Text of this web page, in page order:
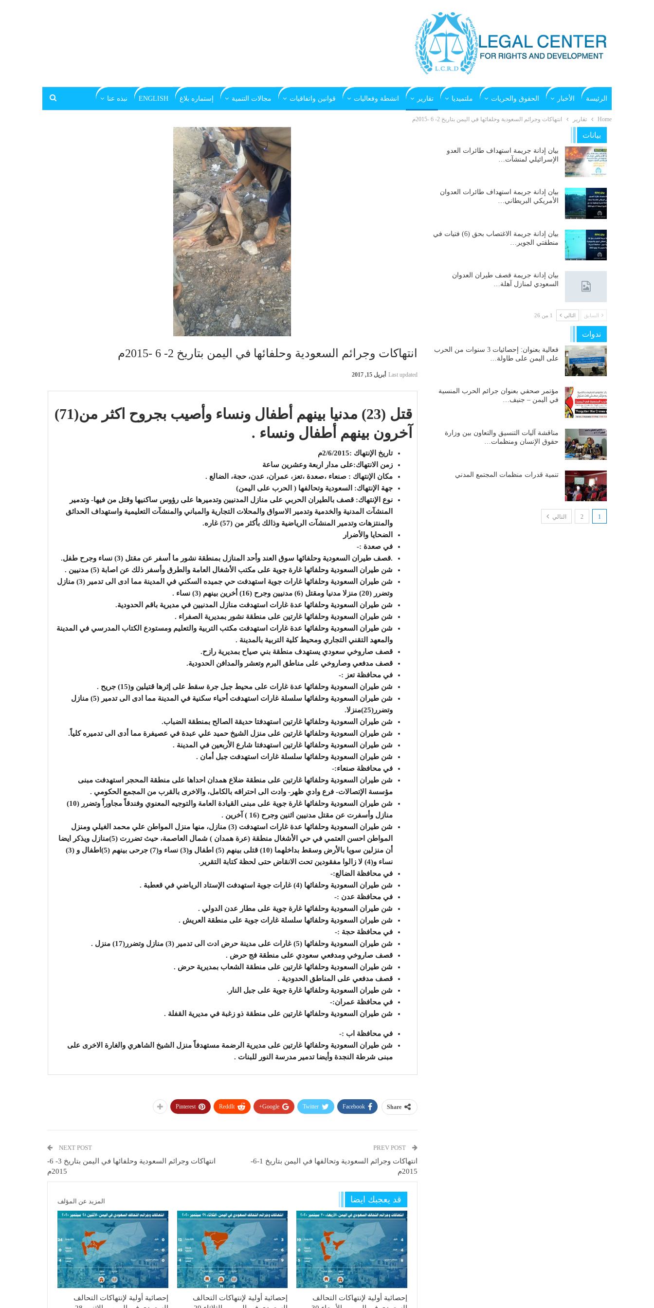
الرئيسة الأخبار الحقوق والحريات ملتميديا تقارير انشطة وفعاليات قوانين واتفاقيات مجالات التنمية إستماره بلاغ ENGLISH نبذه عنا
Home تقارير انتهاكات وجرائم السعودية وحلفائها في اليمن بتاريخ 2- 6 -2015م
انتهاكات وجرائم السعودية وحلفائها في اليمن بتاريخ 2- 6 -2015م
Last updated أبريل 15, 2017
قتل (23) مدنيا بينهم أطفال ونساء وأصيب بجروح اكثر من(71)
آخرون بينهم أطفال ونساء .
تاريخ الإنتهاك :2/6/2015م
زمن الانتهاك:على مدار اربعة وعشرين ساعة
مكان الإنتهاك : صنعاء ،صعدة ،تعز، عمران، عدن، حجة، الضالع .
جهة الإنتهاك: السعودية وتحالفها ( الحرب على اليمن)
نوع الإنتهاك: قصف بالطيران الحربي على منازل المدنيين وتدميرها على رؤوس ساكنيها وقتل من فيها- وتدمير
المنشآت المدنية والخدمية وتدمير الاسواق والمحلات التجارية والمباني والمنشآت التعليمية واستهداف الحدائق
والمنتزهات وتدمير المنشآت الرياضية وذالك بأكثر من (57) غاره.
الضحايا والأضرار
في صعدة :-
.قصف طيران السعودية وحلفائها سوق العند وأحد المنازل بمنطقة نشور ما أسفر عن مقتل (3) نساء وجرح طفل.
شن طيران السعودية وحلفائها غارة جوية على مكتب الأشغال العامة والطرق وأسفر ذلك عن اصابة (5) مدنيين .
شن طيران السعودية وحلفائها غارات جوية استهدفت حي جميده السكني في المدينة مما ادى الى تدمير (3) منازل
وتضرر (20) منزلا مدنيا ومقتل (6) مدنيين وجرح (16) أخرين بينهم (3) نساء .
شن طيران السعودية وحلفائها عدة غارات استهدفت منازل المدنيين في مديرية باقم الحدودية.
شن طيران السعودية وحلفائها غارتين على منطقة نشور بمديرية الصفراء .
شن طيران السعودية وحلفائها عدة غارات استهدفت مكتب التربية والتعليم ومستودع الكتاب المدرسي في المدينة
والمعهد التقني التجاري ومحيط كلية التربية بالمدينة .
قصف صاروخي سعودي يستهدف منطقة بني صياح بمديرية رازح.
قصف مدفعي وصاروخي على مناطق البرم وتعشر والمدافن الحدودية.
في محافظة تعز :-
شن طيران السعودية وحلفائها عدة غارات على محيط جبل جرة سقط على إثرها قتيلين و(15) جريح .
شن طيران السعودية وحلفائها سلسلة غارات استهدفت أحياء سكنية في المدينة مما ادى الى تدمير (5) منازل
وتضرر(25)منزلا.
شن طيران السعودية وحلفائها غارتين استهدفتا حديقة الصالح بمنطقة الضباب.
شن طيران السعودية وحلفائها غارتين على منزل الشيخ حميد علي عبدة في عصيفرة مما أدى الى تدميره كلياً.
شن طيران السعودية وحلفائها غارتين استهدفتا شارع الأربعين في المدينة .
شن طيران السعودية وحلفائها سلسلة غارات استهدفت جبل أمان .
في محافظة صنعاء:-
شن طيران السعودية وحلفائها غارتين على منطقة ضلاع همدان احداها على منطقة المحجر استهدفت مبنى
مؤسسة الإتصالات- فرع وادي ظهر- وادت الى احتراقه بالكامل، والاخرى بالقرب من المجمع الحكومي .
شن طيران السعودية وحلفائها غارة جوية على مبنى القيادة العامة والتوجيه المعنوي وفندقاً مجاوراً وتضرر (10)
منازل وأسفرت عن مقتل مدنيين اثنين وجرح (16 ) آخرين .
شن طيران السعودية وحلفائها عدة غارات استهدفت (3) منازل، منها منزل المواطن علي محمد الغيلي ومنزل
المواطن احسن العتمي في حي الأشغال منطقة (عرة همدان ) شمال العاصمة، حيث تضررت (5)منازل ويذكر ايضا
أن منزلين سويا بالأرض وسقط بداخلهما (10) قتلى بينهم (5) اطفال و(3) نساء و(7) جرحى بينهم (5)اطفال و (3)
نساء و(4) لا زالوا مفقودين تحت الانقاض حتى لحظة كتابة التقرير.
في محافظة الضالع:-
شن طيران السعودية وحلفائها (4) غارات جوية استهدفت الإستاد الرياضي في قعطبة .
في محافظة عدن :-
شن طيران السعودية وحلفائها غارة جوية على مطار عدن الدولي .
شن طيران السعودية وحلفائها سلسلة غارات جوية على منطقة العريش .
في محافظة حجة :-
شن طيران السعودية وحلفائها (5) غارات على مدينة حرض ادت الى تدمير (3) منازل وتضرر(17) منزل .
قصف صاروخي ومدفعي سعودي على منطقة فج حرض .
شن طيران السعودية وحلفائها غارتين على منطقة الشعاب بمديرية حرض .
قصف مدفعي على المناطق الحدودية .
شن طيران السعودية وحلفائها غارة جوية على جبل النار.
في محافظة عمران:-
شن طيران السعودية وحلفائها غارتين على منطقة ذو زغبة في مديرية القفلة .
في محافظة اب :-
شن طيران السعودية وحلفائها غارتين على مديرية الرضمة مستهدفاً منزل الشيخ الشاهري والغارة الاخرى على
مبنى شرطة النجدة وأيضا تدمير مدرسة النور للبنات .
Share
Facebook
Twitter
Google+
ReddIt
Pinterest
PREV POST
انتهاكات وجرائم السعودية وتحالفها في اليمن بتاريخ 1-6-
2015م
NEXT POST
انتهاكات وجرائم السعودية وحلفائها في اليمن بتاريخ 3- 6-
2015م
قد يعجبك ايضا المزيد عن المؤلف
إحصائية أولية لإنتهاكات التحالف
إحصائية أولية لإنتهاكات التحالف
إحصائية أولية لإنتهاكات التحالف
بيانات
بيان إدانة جريمة استهداف طائرات العدو
الإسرائيلي لمنشآت…
بيان إدانة جريمة استهداف طائرات العدوان
الأمريكي البريطاني…
بيان إدانة جريمة الاغتصاب بحق (6) فتيات في
منطقتي الجوير…
بيان إدانة جريمة قصف طيران العدوان
السعودي لمنازل آهلة…
السابق التالي 1 من 26
ندوات
فعالية بعنوان: إحصائيات 3 سنوات من الحرب
على اليمن على طاولة…
مؤتمر صحفي بعنوان جرائم الحرب المنسية
في اليمن – جنيف…
مناقشة آليات التنسيق والتعاون بين وزارة
حقوق الإنسان ومنظمات…
تنمية قدرات منظمات المجتمع المدني
1
2 التالي